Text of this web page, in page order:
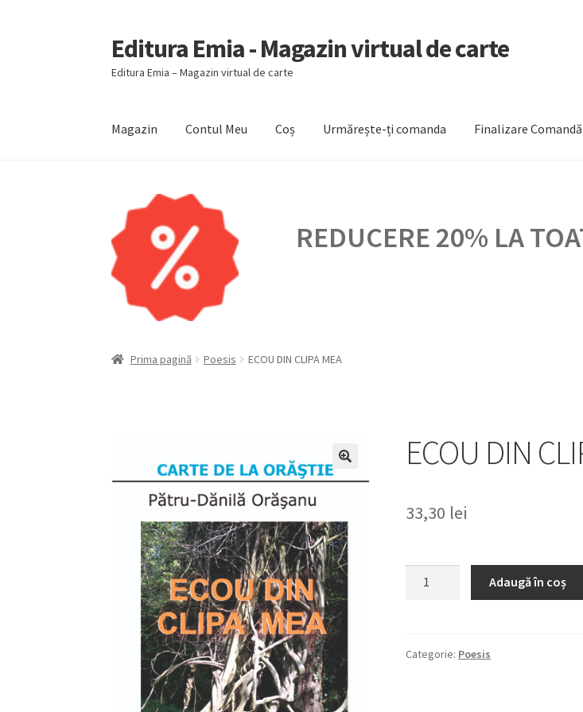
Sari
la
navigare
Sari
la
conținut
Editura Emia - Magazin virtual de carte
Editura Emia – Magazin virtual de carte
Magazin Contul Meu Coș Urmărește-ți comanda Finalizare Comandă
REDUCERE 20% LA
Prima pagină Poesis ECOU DIN CLIPA MEA
ECOU DIN
33,30 lei
MEA
Adaugă în coș
Categorie: Poesis